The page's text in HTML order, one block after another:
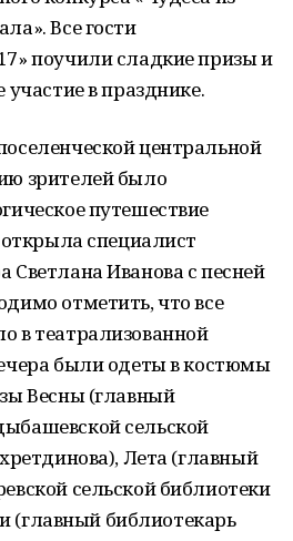
Все гости
поучили сладкие призы и
участие в празднике.
центральной
зрителей было
путешествие
специалист
Светлана Иванова с песней
отметить, что все
в театрализованной
были одеты в костюмы
Весны (главный
сельской
Лета (главный
сельской библиотеки
(главный библиотекарь